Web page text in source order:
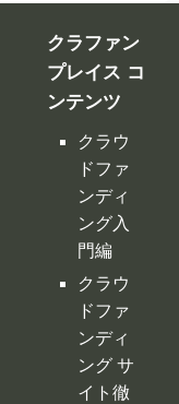
クラファン
プレイス コ
ンテンツ
クラウ
ドファ
ンディ
ング入
門編
クラウ
ドファ
ンディ
ング サ
イト徹